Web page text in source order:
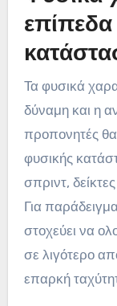
Τα φυσικά
δύναμη και η
προπονητές θα
φυσικής
σπριντ,
Για
στοχεύει να
σε λιγότερο
επαρκή